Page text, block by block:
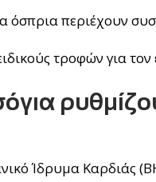
όσπρια περιέχουν
τροφών για τον
Ίδρυμα Καρδιάς